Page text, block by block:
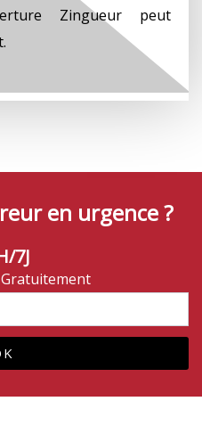
Zingueur peut
en urgence ?
7J